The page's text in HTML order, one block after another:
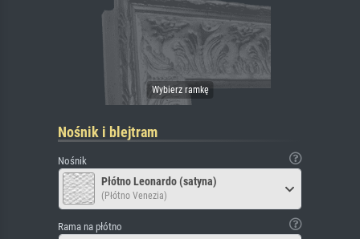
Nośnik i blejtram
Nośnik
Płótno Leonardo (satyna)
(Płótno Venezia)
Rama na płótno